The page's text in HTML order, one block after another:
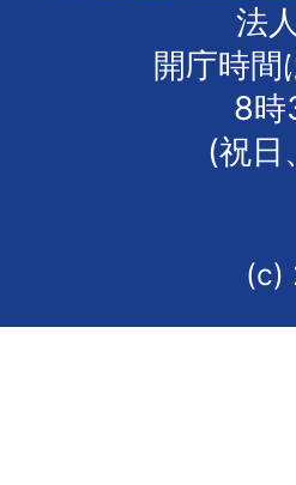
法
開庁時間
8時
(祝日
(c)